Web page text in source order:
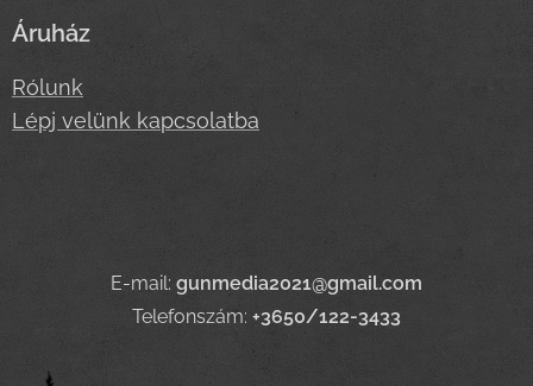
Áruház
Rólunk
Lépj velünk kapcsolatba
E-mail: gunmedia2021@gmail.com
Telefonszám: +3650/122-3433